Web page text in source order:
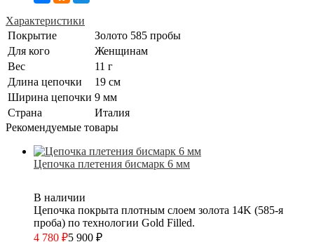
Характеристики
Покрытие
Золото 585 пробы
Для кого
Женщинам
Вес
11 г
Длина цепочки
19 см
Ширина цепочки 9 мм
Страна
Италия
Рекомендуемые товары
Цепочка плетения бисмарк 6 мм
В наличии
Цепочка покрыта плотным слоем золота 14K (585-я
проба) по технологии Gold Filled.
4 780 ₽5 900 ₽